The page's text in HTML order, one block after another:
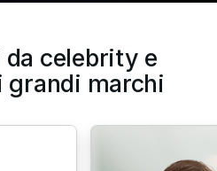
celebrity e
grandi marchi